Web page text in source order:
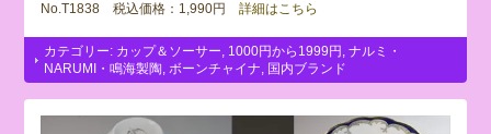
No.T1838 税込価格：1,990円 詳細はこちら
カテゴリー: カップ＆ソーサー 1000円から1999円 ,ナルミ・
NARUMI・鳴海製陶
ボーンチャイナ 国内ブランド